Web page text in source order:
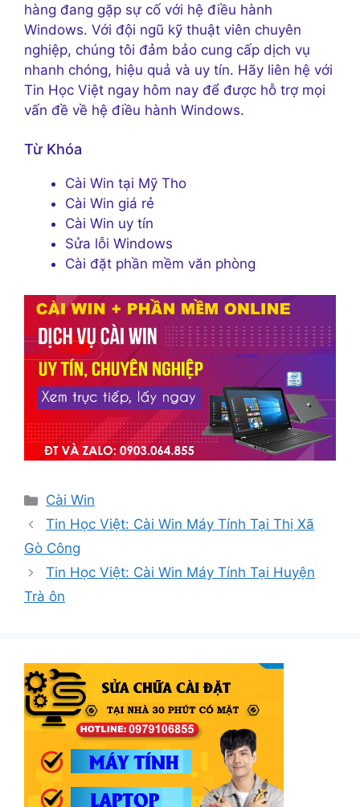
hàng đang gặp sự cố với hệ điều hành
Windows. Với đội ngũ kỹ thuật viên chuyên
nghiệp, chúng tôi đảm bảo cung cấp dịch vụ
nhanh chóng, hiệu quả và uy tín. Hãy liên hệ với
Tin Học Việt ngay hôm nay để được hỗ trợ mọi
vấn đề về hệ điều hành Windows.
Từ Khóa
Cài Win tại Mỹ Tho
Cài Win giá rẻ
Cài Win uy tín
Sửa lỗi Windows
Cài đặt phần mềm văn phòng
Danh
mục
Cài Win
Tin Học Việt: Cài Win Máy Tính Tại Thị Xã
Gò Công
Tin Học Việt: Cài Win Máy Tính Tại Huyện
Trà ôn